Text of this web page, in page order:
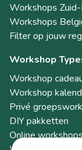
Workshops
Workshops
Filter op jouw
Workshop
Workshop
Workshop
Privé
DIY pakketten
Online